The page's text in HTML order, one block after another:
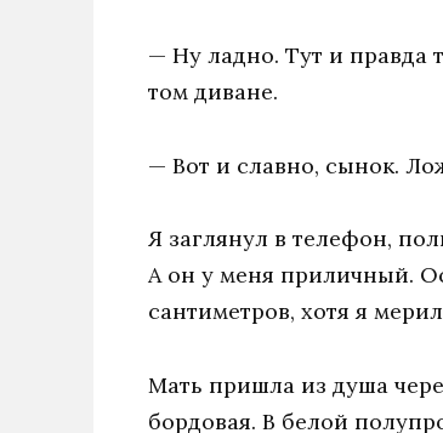
— Ну ладно. Тут и правда
том диване.
— Вот и славно, сынок.
Я заглянул в телефон,
А он у меня приличный.
сантиметров, хотя я
Мать пришла из душа
бордовая. В белой